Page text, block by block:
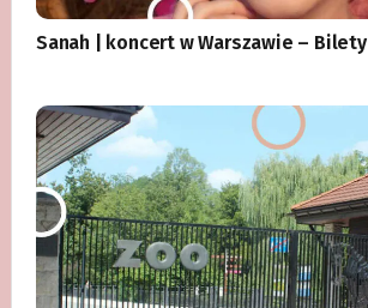
Sanah | koncert w Warszawie – Bilety